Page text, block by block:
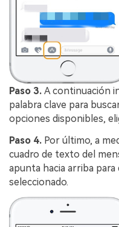
Paso 3. A continuación
palabra clave para
opciones disponibles,
Paso 4. Por último, a
cuadro de texto del
apunta hacia arriba
seleccionado.